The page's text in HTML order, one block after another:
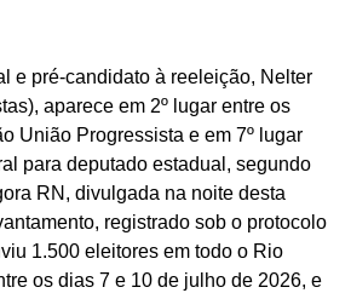
e pré-candidato à reeleição, Nelter
aparece em 2º lugar entre os
União Progressista e em 7º lugar
para deputado estadual, segundo
RN, divulgada na noite desta
registrado sob o protocolo
1.500 eleitores em todo o Rio
os dias 7 e 10 de julho de 2026, e